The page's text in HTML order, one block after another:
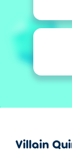
Villain